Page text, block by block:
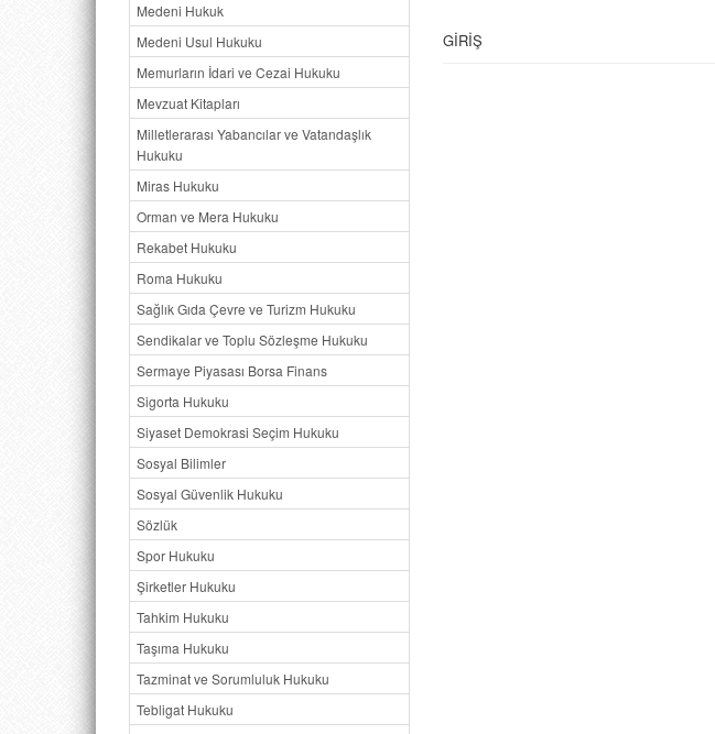
Medeni Hukuk
Medeni Usul Hukuku
Memurların İdari ve Cezai Hukuku
Mevzuat Kitapları
Milletlerarası Yabancılar ve Vatandaşlık
Hukuku
Miras Hukuku
Orman ve Mera Hukuku
Rekabet Hukuku
Roma Hukuku
Sağlık Gıda Çevre ve Turizm Hukuku
Sendikalar ve Toplu Sözleşme Hukuku
Sermaye Piyasası Borsa Finans
Sigorta Hukuku
Siyaset Demokrasi Seçim Hukuku
Sosyal Bilimler
Sosyal Güvenlik Hukuku
Sözlük
Spor Hukuku
Şirketler Hukuku
Tahkim Hukuku
Taşıma Hukuku
Tazminat ve Sorumluluk Hukuku
Tebligat Hukuku
GİRİŞ